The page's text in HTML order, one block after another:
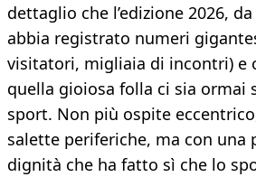
dettaglio che l’edizione 2026,
abbia registrato numeri
visitatori, migliaia di incontri) e
quella gioiosa folla ci sia ormai
sport. Non più ospite
salette periferiche, ma con una
dignità che ha fatto sì che lo